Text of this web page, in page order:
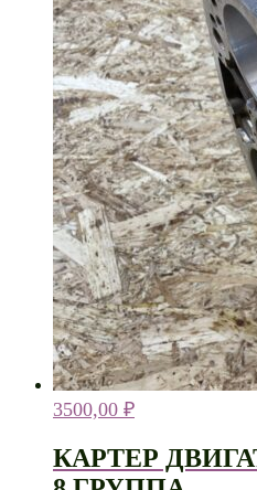
3500,00 ₽
КАРТЕР